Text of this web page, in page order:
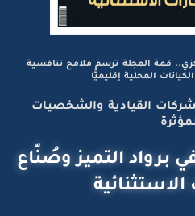
قمة المجلة ترسم ملامح تنافسية
المحلية إقليميًّا
القيادية والشخصيات
برواد التميز وصُنّاع
الاستثنائية